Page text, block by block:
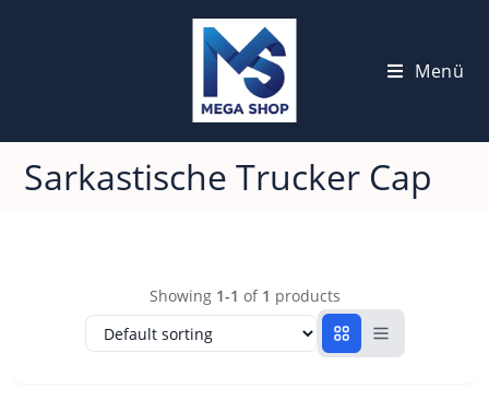
Menü
Sarkastische Trucker Cap
Showing 1-1 of 1 products